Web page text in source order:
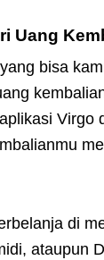
Uang
bisa
Virgo
di
ataupun